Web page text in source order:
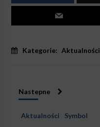
Kategorie: Aktualności
Nastepne
Aktualności Symbol